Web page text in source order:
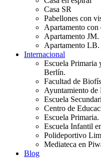
Casa SR
Pabellones con
Apartamento
Apartamento JM.
Apartamento LB.
Internacional
Escuela Primaria
Berlín.
Facultad de
Ayuntamiento
Escuela
Centro de
Escuela
Escuela Infantil
Polideportivo
Mediateca en
Blog